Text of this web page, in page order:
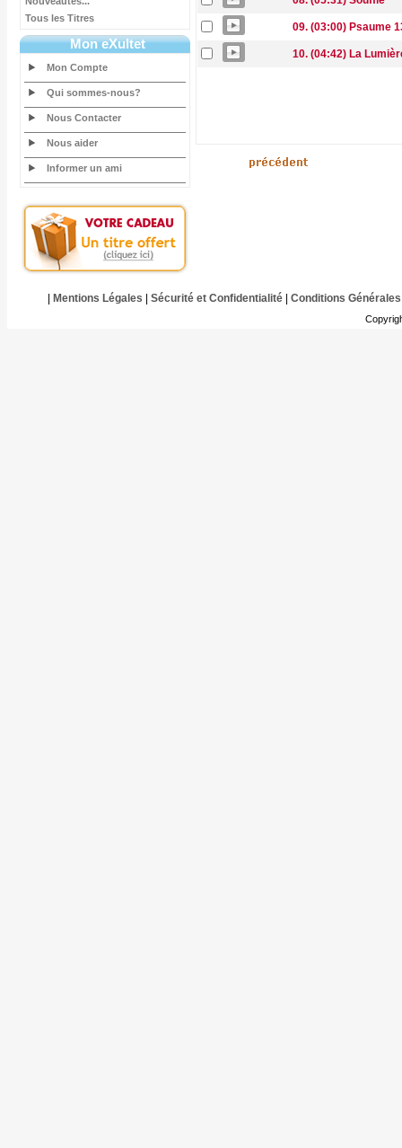
Tous les Titres
Mon eXultet
Mon Compte
Qui sommes-nous?
Nous Contacter
Nous aider
Informer un ami
09. (03:00) Psaume
10. (04:42) La
Mentions Légales Sécurité et Confidentialité| Conditions Générales